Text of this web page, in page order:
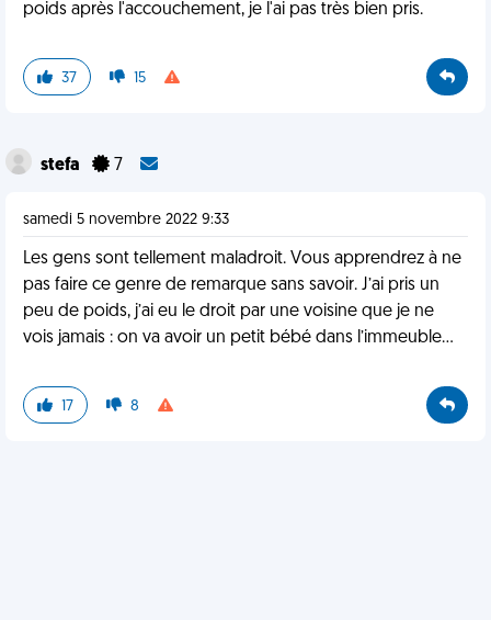
poids après l'accouchement, je l'ai pas très bien pris.
37 15
stefa 7
samedi 5 novembre 2022 9:33
Les gens sont tellement maladroit. Vous apprendrez à ne
pas faire ce genre de remarque sans savoir. J’ai pris un
peu de poids, j’ai eu le droit par une voisine que je ne
vois jamais : on va avoir un petit bébé dans l’immeuble…
17 8